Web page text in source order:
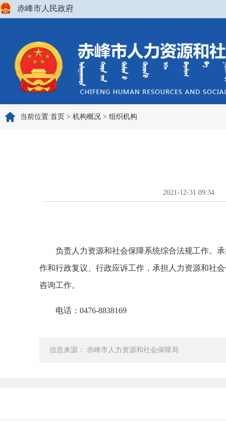
赤峰市人民政府
当前位置:首页 > 机构概况 > 组织机构
2021-12-31 09:34
负责人力资源和社会保障系统综合法规工作。承
作和行政复议、行政应诉工作，承担人力资源和社
咨询工作。
电话：0476-8838169
信息来源： 赤峰市人力资源和社会保障局